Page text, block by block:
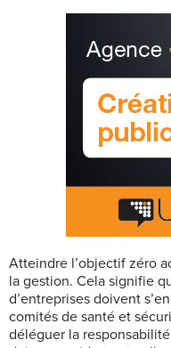
Atteindre l’objectif zéro
la gestion. Cela signifie
d’entreprises doivent
comités de santé et
déléguer la